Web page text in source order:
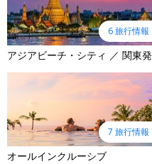
6 旅行情報
アジアビーチ・シティ ／ 関東発
7 旅行情報
オールインクルーシブ